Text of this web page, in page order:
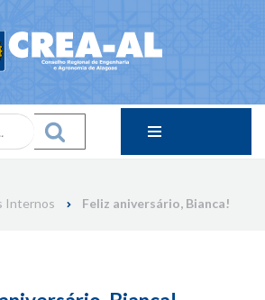
Internos Feliz aniversário, Bianca!